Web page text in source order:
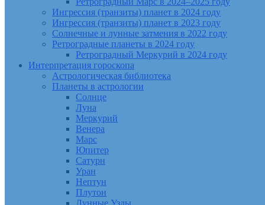
Ингрессия (транзиты) планет в 2024 году
Ингрессия (транзиты) планет в 2023 году
Солнечные и лунные затмения в 2022 году
Ретроградные планеты в 2024 году
Ретроградный Меркурий в 2024 году
Интерпретация гороскопа
Астрологическая библиотека
Планеты в астрологии
Солнце
Луна
Меркурий
Венера
Марс
Юпитер
Сатурн
Уран
Нептун
Плутон
Лунные Узлы